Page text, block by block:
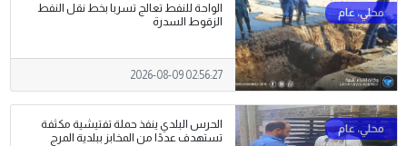
الواحة للنفط تعالج تسربا بخط نقل النفط
الزقوط السدرة
2026-08-09 02:56:27
الحرس البلدي ينفذ حملة تفتيشية مكثفة
تستهدف عددًا من المخابز ببلدية المرج